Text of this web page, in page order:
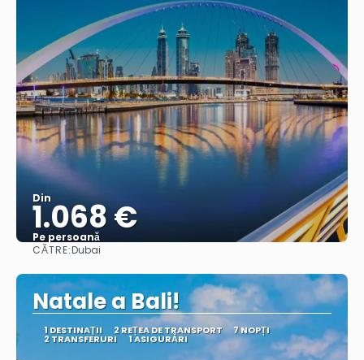
Din
1.068 €
Pe persoană
CĂTRE:Dubai
Natale a Bali!
1 DESTINAŢII 2 REȚEA DE TRANSPORT 7 NOPȚI
2 TRANSFERURI 1 ASIGURĂRI